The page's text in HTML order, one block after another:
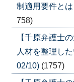
制適用要件と
758)
【千原弁護士
人材を整理し
02/10) (1757)